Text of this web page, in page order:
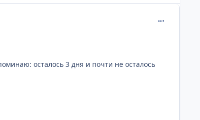
осталось 3 дня и почти не осталось